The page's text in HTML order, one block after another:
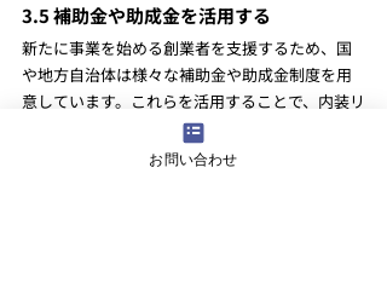
3.5 補助金や助成金を活用する
新たに事業を始める創業者を支援するため、国
や地方自治体は様々な補助金や助成金制度を用
意しています。これらを活用することで、内装リ
ノベーションにかかる費用負担を軽減できま
す。代表的なものに、販路開拓等の経費を一部
お問い合わせ